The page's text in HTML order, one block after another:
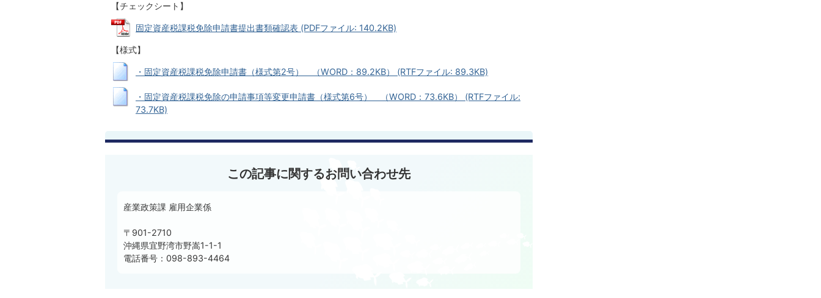
【チェックシート】
固定資産税課税免除申請書提出書類確認表 (PDFファイル: 140.2KB)
【様式】
・固定資産税課税免除申請書（様式第2号） （WORD：89.2KB） (RTFファイル: 89.3KB)
・固定資産税課税免除の申請事項等変更申請書（様式第6号） （WORD：73.6KB） (RTFファイル:
73.7KB)
この記事に関するお問い合わせ先
産業政策課 雇用企業係
〒901-2710
沖縄県宜野湾市野嵩1-1-1
電話番号：098-893-4464